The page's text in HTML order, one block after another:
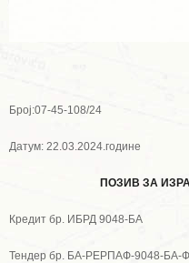
Број:07-45-108/24
Датум: 22.03.2024.године
ПОЗИВ ЗА
Кредит бр. ИБРД 9048-БА
Тендер бр. БА-РЕРПАФ-9048-